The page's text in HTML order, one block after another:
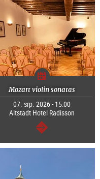
Mozart violin sonatas
07. srp. 2026 - 15:00
Altstadt Hotel Radisson
continue